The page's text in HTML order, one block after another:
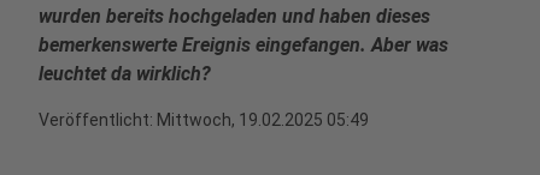
wurden bereits hochgeladen und haben dieses
bemerkenswerte Ereignis eingefangen. Aber was
leuchtet da wirklich?
Veröffentlicht: Mittwoch, 19.02.2025 05:49